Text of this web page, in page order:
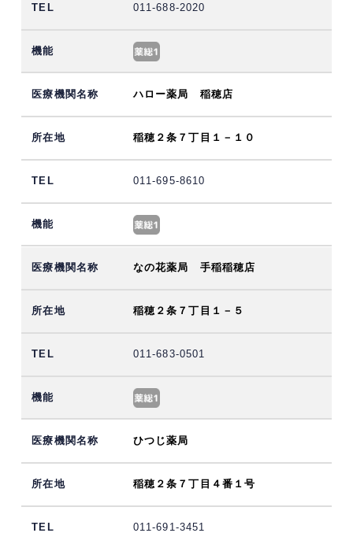
011-688-2020
ハロー薬局 稲穂店
稲穂２条７丁目１－１０
011-695-8610
なの花薬局 手稲稲穂店
稲穂２条７丁目１－５
011-683-0501
ひつじ薬局
稲穂２条７丁目４番１号
011-691-3451